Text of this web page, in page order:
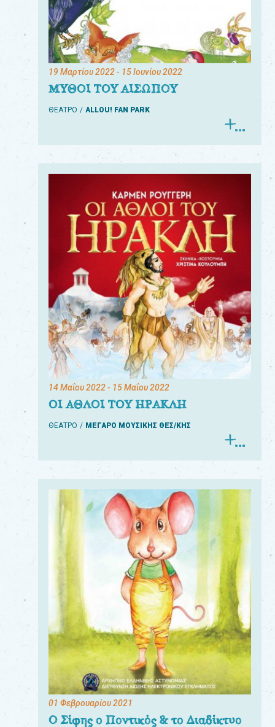
19 Μαρτίου 2022- 15 Ιουνίου 2022
ΜΥΘΟΙ ΤΟΥ ΑΙΣΩΠΟΥ
ΘΕΑΤΡΟ ALLOU! FAN PARK
14 Μαΐου 2022- 15 Μαΐου 2022
ΟΙ ΑΘΛΟΙ ΤΟΥ ΗΡΑΚΛΗ
ΘΕΑΤΡΟ ΜΕΓΑΡΟ ΜΟΥΣΙΚΗΣ ΘΕΣ/ΚΗΣ
01 Φεβρουαρίου 2021
Ο Σίφης ο Ποντικός & το Διαδίκτυο